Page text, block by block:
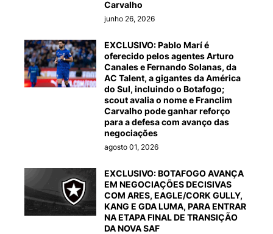
Carvalho
junho 26, 2026
EXCLUSIVO: Pablo Marí é
oferecido pelos agentes Arturo
Canales e Fernando Solanas, da
AC Talent, a gigantes da América
do Sul, incluindo o Botafogo;
scout avalia o nome e Franclim
Carvalho pode ganhar reforço
para a defesa com avanço das
negociações
agosto 01, 2026
EXCLUSIVO: BOTAFOGO AVANÇA
EM NEGOCIAÇÕES DECISIVAS
COM ARES, EAGLE/CORK GULLY,
KANG E GDA LUMA, PARA ENTRAR
NA ETAPA FINAL DE TRANSIÇÃO
DA NOVA SAF